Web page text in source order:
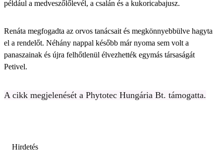
például a medveszőlőlevél, a csalán és a kukoricabajusz.
Renáta megfogadta az orvos tanácsait és megkönnyebbülve hagyta
el a rendelőt. Néhány nappal később már nyoma sem volt a
panaszainak és újra felhőtlenül élvezhették egymás társaságát
Petivel.
A cikk megjelenését a Phytotec Hungária Bt. támogatta.
Hirdetés